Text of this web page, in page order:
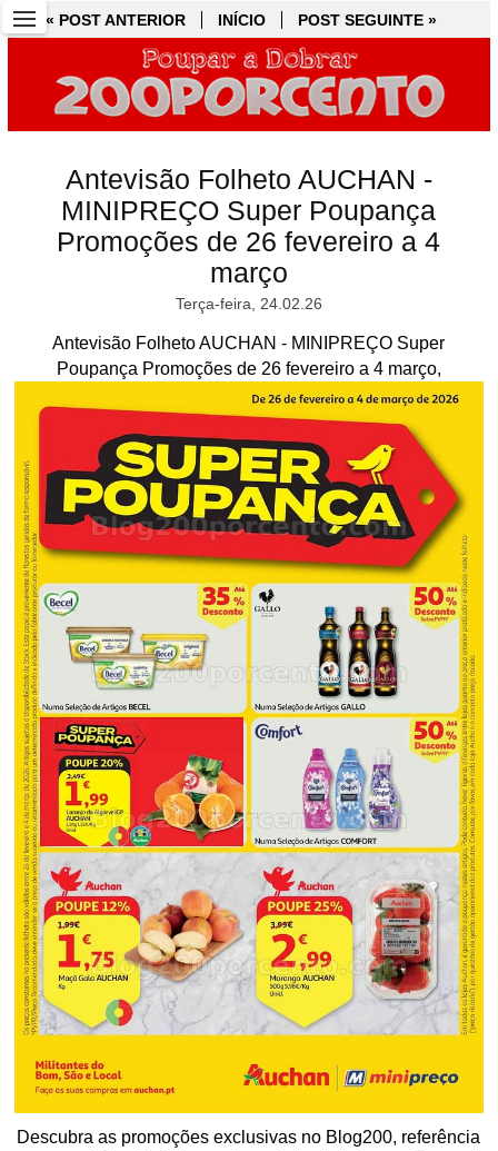
« POST ANTERIOR INÍCIO POST SEGUINTE »
Antevisão Folheto AUCHAN -
MINIPREÇO Super Poupança
Promoções de 26 fevereiro a 4
março
Terça-feira, 24.02.26
Antevisão Folheto AUCHAN - MINIPREÇO Super
Poupança Promoções de 26 fevereiro a 4 março,
Descubra as promoções exclusivas no Blog200, referência
« POST ANTERIOR INÍCIO POST SEGUINTE »